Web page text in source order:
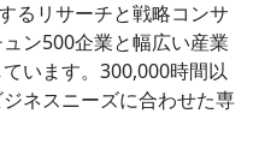
るリサーチと戦略コンサ
ン500企業と幅広い産業
います。300,000時間以
ネスニーズに合わせた専